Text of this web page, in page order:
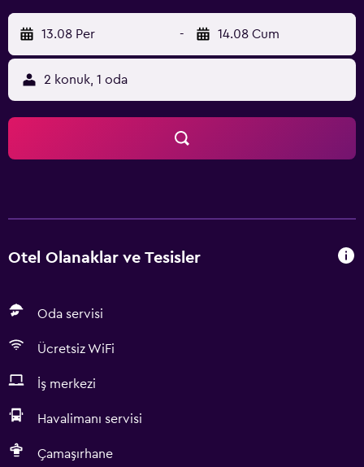
13.08 Per - 14.08 Cum
2 konuk, 1 oda
Otel Olanaklar ve Tesisler
Oda servisi
Ücretsiz WiFi
İş merkezi
Havalimanı servisi
Çamaşırhane